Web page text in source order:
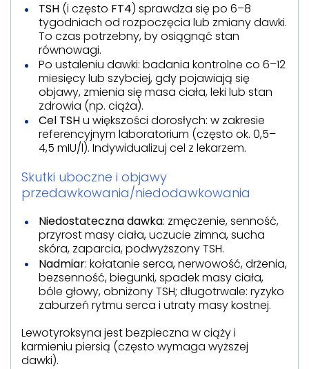
TSH (i często FT4) sprawdza się po 6–8
tygodniach od rozpoczęcia lub zmiany dawki.
To czas potrzebny, by osiągnąć stan
równowagi.
Po ustaleniu dawki: badania kontrolne co 6–12
miesięcy lub szybciej, gdy pojawiają się
objawy, zmienia się masa ciała, leki lub stan
zdrowia (np. ciąża).
Cel TSHu większości dorosłych: w zakresie
referencyjnym laboratorium (często ok. 0,5–
4,5 mIU/l). Indywidualizuj cel z lekarzem.
Skutki uboczne i objawy
przedawkowania/niedodawkowania
Niedostateczna dawka: zmęczenie, senność,
przyrost masy ciała, uczucie zimna, sucha
skóra, zaparcia, podwyższony TSH.
Nadmiar: kołatanie serca, nerwowość, drżenia,
bezsenność, biegunki, spadek masy ciała,
bóle głowy, obniżony TSH; długotrwale: ryzyko
zaburzeń rytmu serca i utraty masy kostnej.
Lewotyroksyna jest bezpieczna w ciąży i
karmieniu piersią (często wymaga wyższej
dawki).